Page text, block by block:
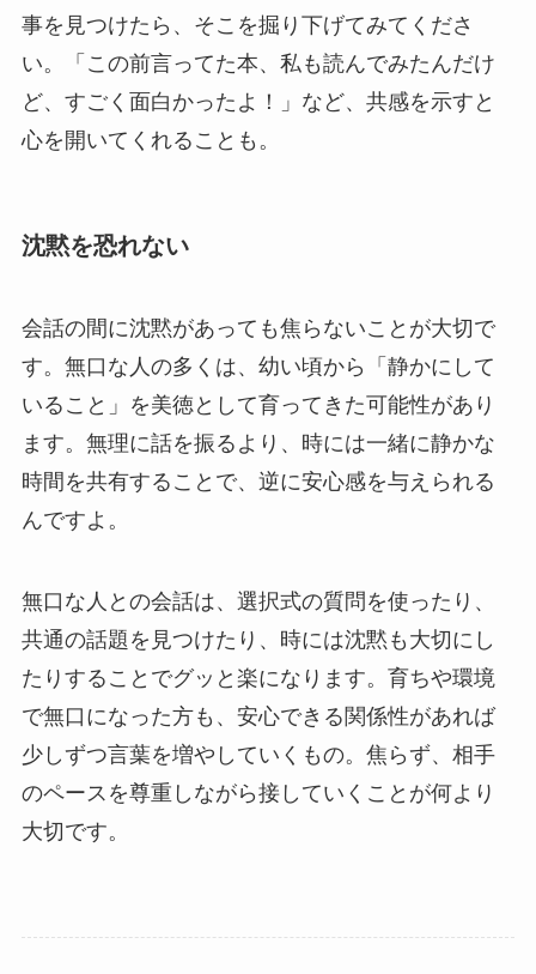
事を見つけたら、そこを掘り下げてみてくださ
い。「この前言ってた本、私も読んでみたんだけ
ど、すごく面白かったよ！」など、共感を示すと
心を開いてくれることも。
沈黙を恐れない
会話の間に沈黙があっても焦らないことが大切で
す。無口な人の多くは、幼い頃から「静かにして
いること」を美徳として育ってきた可能性があり
ます。無理に話を振るより、時には一緒に静かな
時間を共有することで、逆に安心感を与えられる
んですよ。
無口な人との会話は、選択式の質問を使ったり、
共通の話題を見つけたり、時には沈黙も大切にし
たりすることでグッと楽になります。育ちや環境
で無口になった方も、安心できる関係性があれば
少しずつ言葉を増やしていくもの。焦らず、相手
のペースを尊重しながら接していくことが何より
大切です。